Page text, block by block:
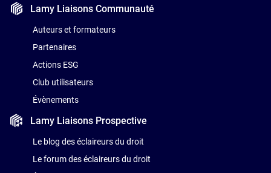
Lamy LiaisonsCommunauté
Auteurs et formateurs
Partenaires
Actions ESG
Club utilisateurs
Évènements
Lamy Liaisons Prospective
Le blog des éclaireurs du droit
Le forum des éclaireurs du droit